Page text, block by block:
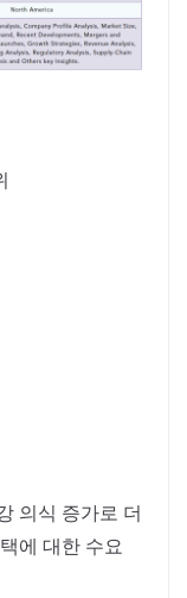
의식 증가로 더
에 대한 수요